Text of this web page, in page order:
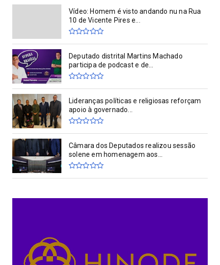
Vídeo: Homem é visto andando nu na Rua
10 de Vicente Pires e...
Deputado distrital Martins Machado
participa de podcast e de...
Lideranças políticas e religiosas reforçam
apoio à governado...
Câmara dos Deputados realizou sessão
solene em homenagem aos...